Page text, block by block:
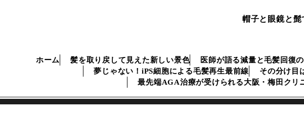
帽子と眼鏡と
ホーム 髪を取り戻して見えた新しい景色 医師が語る減量と毛髪回復
夢じゃない！iPS細胞による毛髪再生最前線
その分け目
最先端AGA治療が受けられる大阪・梅田クリ